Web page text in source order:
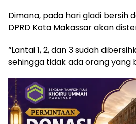
Dimana, pada hari gladi bersih
DPRD Kota Makassar akan
“Lantai 1, 2, dan 3 sudah
sehingga tidak ada orang yang